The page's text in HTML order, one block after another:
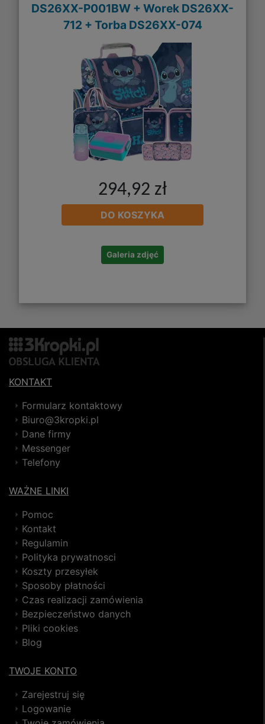
DS26XX-P001BW + Worek DS26XX-
712 + Torba DS26XX-074
294,92 zł
DO KOSZYKA
Galeria zdjęć
KONTAKT
Formularz kontaktowy
Biuro@3kropki.pl
Dane firmy
Messenger
Telefony
WAŻNE LINKI
Pomoc
Kontakt
Regulamin
Polityka prywatnosci
Koszty przesyłek
Sposoby płatności
Czas realizacji zamówienia
Bezpieczeństwo danych
Pliki cookies
Blog
TWOJE KONTO
Zarejestruj się
Logowanie